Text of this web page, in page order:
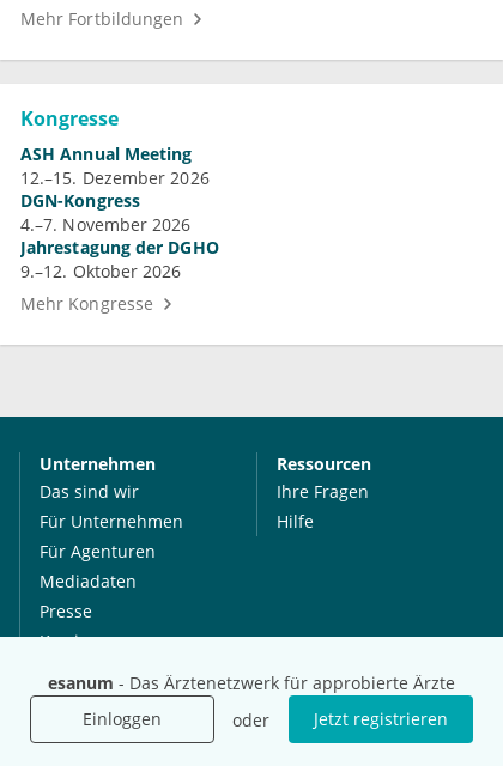
esanum - Das Ärztenetzwerk für approbierte Ärzte
Einloggen
oder Jetzt registrieren
Mehr Fortbildungen
Kongresse
ASH Annual Meeting
12.–15. Dezember 2026
DGN-Kongress
4.–7. November 2026
Jahrestagung der DGHO
9.–12. Oktober 2026
Mehr Kongresse
Unternehmen
Das sind wir
Für Unternehmen
Für Agenturen
Mediadaten
Presse
Karriere
Ressourcen
Ihre Fragen
Hilfe
International
Social Media